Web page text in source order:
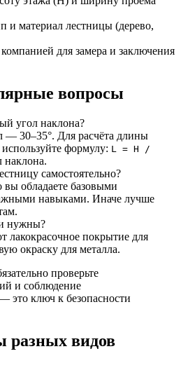
и материал лестницы (дерево,
для замера и заключения
вопросы
угол наклона?
— 30–35°. Для расчёта длины
формулу: L = H /
наклона.
самостоятельно?
обладаете базовыми
навыками. Иначе лучше
нужны?
лакокрасочное покрытие для
окраску для металла.
проверьте
и соблюдение
это ключ к безопасности
видов